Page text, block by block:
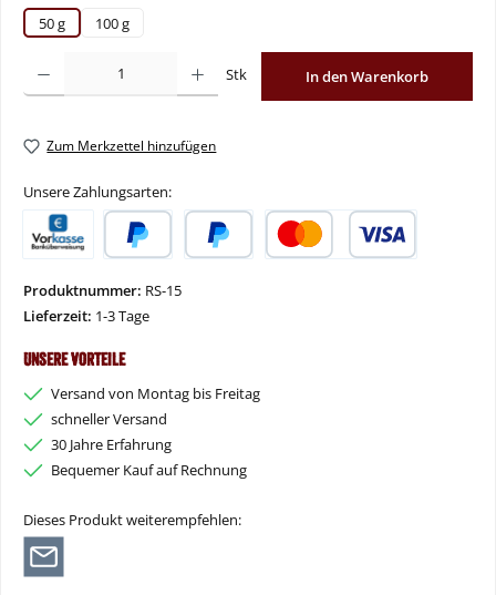
50 g
100 g
Stk In den Warenkorb
Zum Merkzettel hinzufügen
Unsere Zahlungsarten:
Produktnummer: RS-15
Lieferzeit: 1-3 Tage
Unsere Vorteile
Versand von Montag bis Freitag
schneller Versand
30 Jahre Erfahrung
Bequemer Kauf auf Rechnung
Dieses Produkt weiterempfehlen: